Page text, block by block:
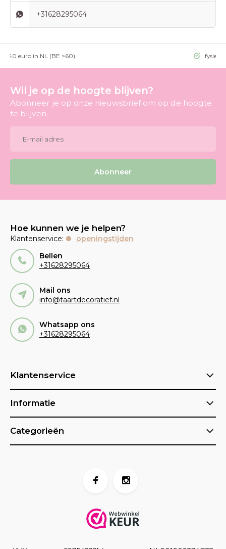
+31628295064
>40 euro in NL (BE >60) fysieke
Wil je op de hoogte blijven?
Abonneer je op onze nieuwsbrief om op de hoogte
te blijven.
Abonneer
Hoe kunnen we je helpen?
Klantenservice:
openingstijden
Bellen
+31628295064
Mail ons
info@taartdecoratief.nl
Whatsapp ons
+31628295064
Klantenservice
Informatie
Categorieën